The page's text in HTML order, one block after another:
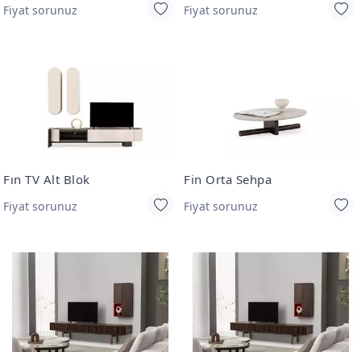
Fiyat sorunuz Fiyat sorunuz
Fın TV Alt Blok
Fiyat sorunuz
Fin Orta Sehpa
Fiyat sorunuz